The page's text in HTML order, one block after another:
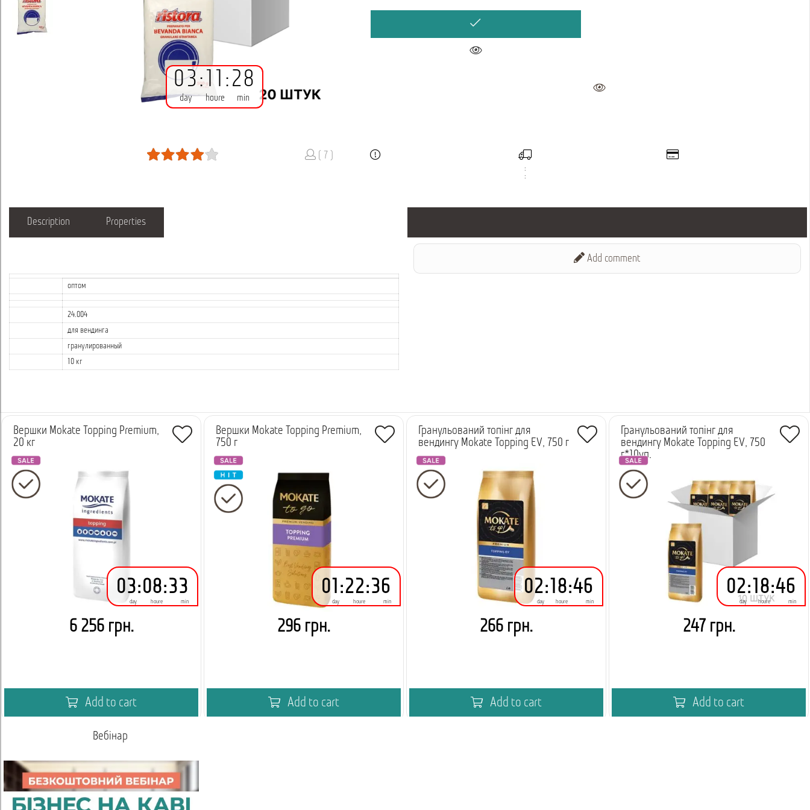
03
day
:11
houre
:28
min
( 7 )
:
:
Description Properties
оптом
24.004
для вендинга
гранулированный
10 кг
Add comment
-138.55 грн.
-5.00 грн.
Вершки Mokate Topping Premium,
20 кг
03
day
:08
houre
:33
min
6 256 грн.
Add to cart
Вершки Mokate Topping Premium,
750 г
01
day
:22
houre
:36
min
296 грн.
Add to cart
Гранульований топінг для
вендингу Mokate Topping EV, 750 г
02
day
: 18
houre
:46
min
266 грн.
Add to cart
Гранульований топінг для
вендингу Mokate Topping EV, 750
г*10уп.
02
day
: 18
houre
:46
min
247 грн.
Add to cart
Вебінар